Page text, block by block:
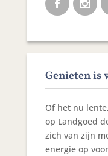
Genieten is
Of het nu
op Landgoed
zich van zijn
energie op